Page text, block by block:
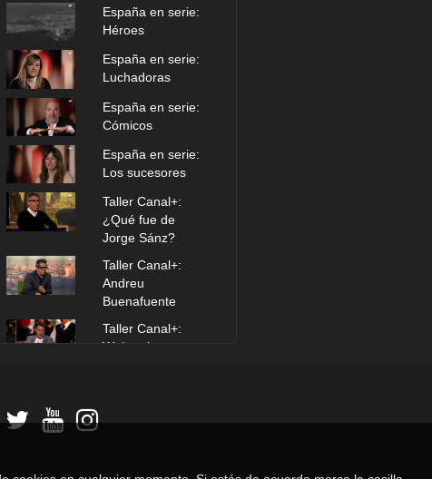
España en serie:
Héroes
España en serie:
Luchadoras
España en serie:
Cómicos
España en serie:
Los sucesores
Taller Canal+:
¿Qué fue de
Jorge Sánz?
Taller Canal+:
Andreu
Buenafuente
Taller Canal+:
Webseries